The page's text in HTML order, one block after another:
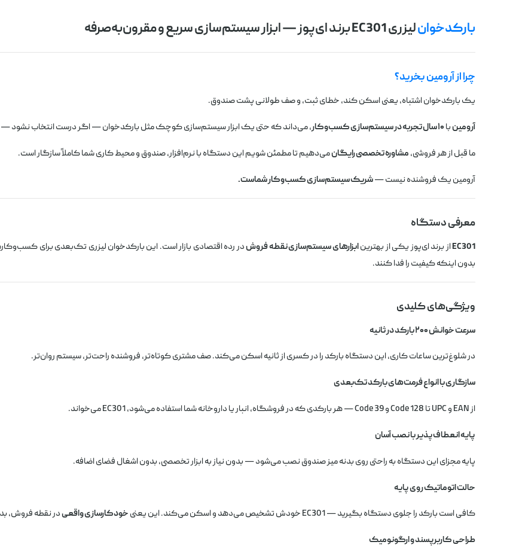
بارکدخوانلیزری EC301 برند ای‌پوز — ابزار سیستم‌سازی سریع و مقرون‌به‌صرفه
چرا از آرومین بخرید؟
یک بارکدخوان اشتباه، یعنی اسکن کند، خطای ثبت، و صف طولانی پشت صندوق.
آرومینبا۱۰ سال تجربه در سیستم‌سازی کسب‌وکار ، می‌داند که حتی یک ابزار سیستم‌سازی کوچک مثل بارکدخوان — اگر درست انتخاب نشود —
ما قبل از هر فروشی، مشاوره تخصصی رایگانمی‌دهیم تا مطمئن شویم این دستگاه با نرم‌افزار، صندوق و محیط کاری شما کاملاً سازگار است.
آرومین یک فروشنده نیست —شریک سیستم‌سازی کسب‌وکار شماست.
معرفی دستگاه
EC301از برند ای‌پوز یکی از بهترینابزارهای سیستم‌سازی نقطه فروشدر رده اقتصادی بازار است. این بارکدخوان لیزری تک‌بعدی برای
بدون اینکه کیفیت را فدا کنند.
ویژگی‌های کلیدی
سرعت خوانش ۲۰۰ بارکد در ثانیه
در شلوغ‌ترین ساعات کاری، این دستگاه بارکد را در کسری از ثانیه اسکن می‌کند. صف مشتری کوتاه‌تر، فروشنده راحت‌تر، سیستم روان‌تر.
سازگاری با انواع فرمت‌های بارکد تک‌بعدی
از EAN و UPC تا Code 128 و Code 39 — هر بارکدی که در فروشگاه، انبار یا داروخانه شما استفاده می‌شود، EC301 می‌خواند.
پایه انعطاف‌پذیر با نصب آسان
پایه مجزای این دستگاه به راحتی روی بدنه میز صندوق نصب می‌شود — بدون نیاز به ابزار تخصصی، بدون اشغال فضای اضافه.
حالت اتوماتیک روی پایه
کافی است بارکد را جلوی دستگاه بگیرید — EC301 خودش تشخیص می‌دهد و اسکن می‌کند. این یعنی خودکارسازی واقعیدر نقطه فروش،
طراحی کاربرپسند و ارگونومیک